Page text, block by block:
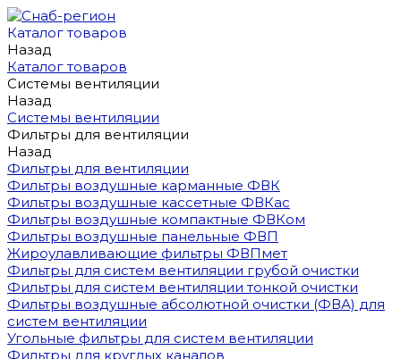
Каталог товаров
Назад
Каталог товаров
Системы вентиляции
Назад
Системы вентиляции
Фильтры для вентиляции
Назад
Фильтры для вентиляции
Фильтры воздушные карманные ФВК
Фильтры воздушные кассетные ФВКас
Фильтры воздушные компактные ФВКом
Фильтры воздушные панельные ФВП
Жироулавливающие фильтры ФВПмет
Фильтры для систем вентиляции грубой очистки
Фильтры для систем вентиляции тонкой очистки
Фильтры воздушные абсолютной очистки (ФВА) для
систем вентиляции
Угольные фильтры для систем вентиляции
Фильтры для круглых каналов